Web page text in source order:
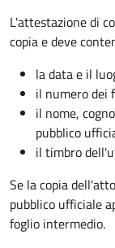
L'attestazione di
copia e deve
la data e il
il numero dei
il nome,
pubblico
il timbro
Se la copia
pubblico ufficiale
foglio intermedio.